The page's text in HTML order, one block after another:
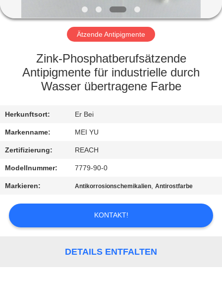
ÜBER
WERKSBESICHTIGUNG
KONTAKT
MIT
UNS
UM
EIN
ANGEBOT
Ätzende Antipigmente
Zink-Phosphatberufsätzende
Antipigmente für industrielle durch
Wasser übertragene Farbe
Herkunftsort: Er Bei
Markenname: MEI YU
Zertifizierung: REACH
Modellnummer: 7779-90-0
Markieren: Antikorrosionschemikalien,Antirostfarbe
KONTAKT!
DETAILS ENTFALTEN